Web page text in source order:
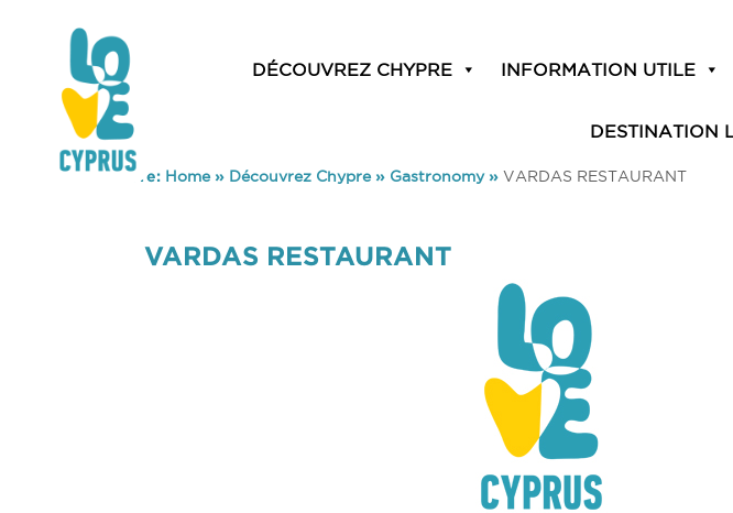
DÉCOUVREZ CHYPRE INFORMATION UTILE
DESTINATION
You are here: Home» Découvrez Chypre» Gastronomy» VARDAS RESTAURANT
VARDAS RESTAURANT